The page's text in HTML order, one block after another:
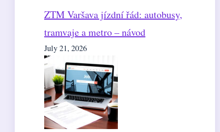
ZTM Varšava jízdní řád: autobusy,
tramvaje a metro – návod
July 21, 2026